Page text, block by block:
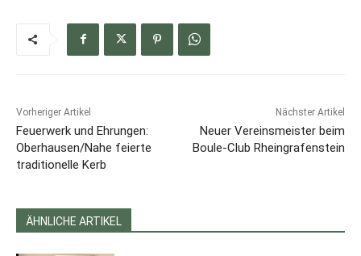
Vorheriger Artikel
Feuerwerk und Ehrungen:
Oberhausen/Nahe feierte
traditionelle Kerb
Nächster Artikel
Neuer Vereinsmeister beim
Boule-Club Rheingrafenstein
ÄHNLICHE ARTIKEL